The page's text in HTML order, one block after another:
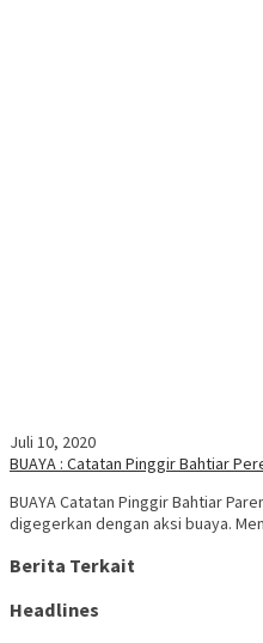
Juli 10, 2020
BUAYA : Catatan Pinggir Bahtiar
BUAYA Catatan Pinggir Bahtiar
digegerkan dengan aksi buaya.
Berita Terkait
Headlines